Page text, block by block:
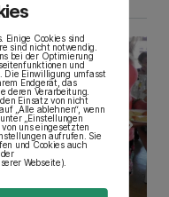
Einige Cookies sind
sind nicht notwendig.
bei der Optimierung
und
Einwilligung umfasst
Endgerät, das
deren Verarbeitung.
Einsatz von nicht
„Alle ablehnen“, wenn
„Einstellungen
uns eingesetzten
aufrufen. Sie
und Cookies auch
Webseite).